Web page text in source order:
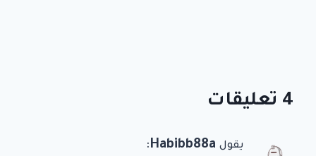
4 تعليقات
يقول Habibb88a
: